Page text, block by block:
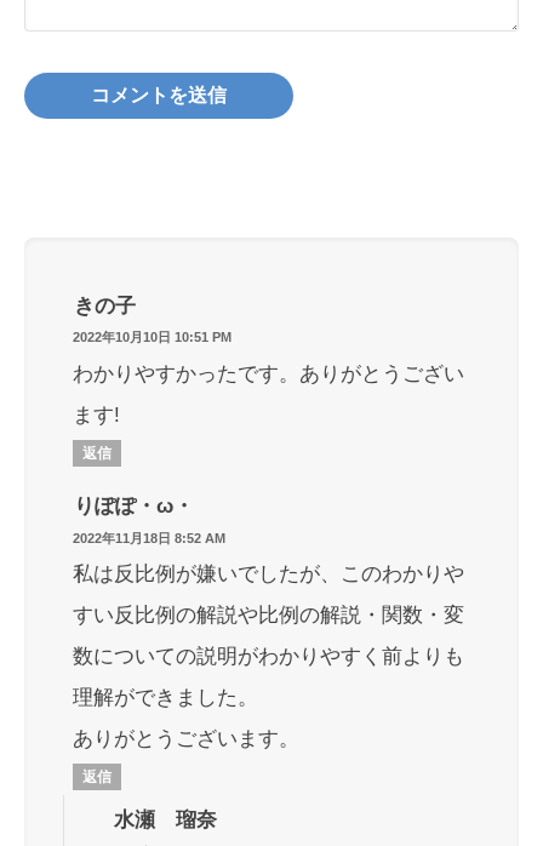
きの子
2022年10月10日 10:51 PM
わかりやすかったです。ありがとうござい
ます!
返信
りぽぽ・ω・
2022年11月18日 8:52 AM
私は反比例が嫌いでしたが、このわかりや
すい反比例の解説や比例の解説・関数・変
数についての説明がわかりやすく前よりも
理解ができました。
ありがとうございます。
返信
水瀬 瑠奈